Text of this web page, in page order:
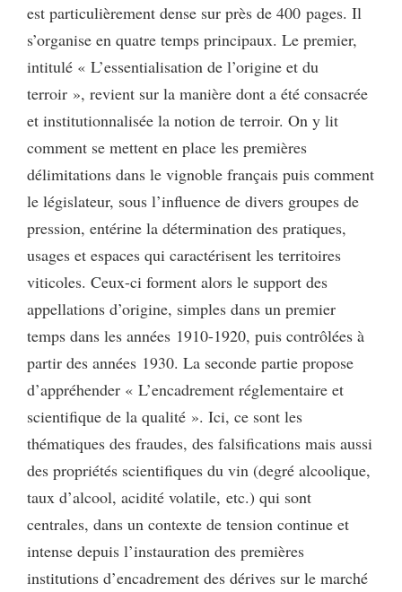
est particulièrement dense sur près de 400 pages. Il
s’organise en quatre temps principaux. Le premier,
intitulé « L’essentialisation de l’origine et du
terroir », revient sur la manière dont a été consacrée
et institutionnalisée la notion de terroir. On y lit
comment se mettent en place les premières
délimitations dans le vignoble français puis comment
le législateur, sous l’influence de divers groupes de
pression, entérine la détermination des pratiques,
usages et espaces qui caractérisent les territoires
viticoles. Ceux-ci forment alors le support des
appellations d’origine, simples dans un premier
temps dans les années 1910-1920, puis contrôlées à
partir des années 1930. La seconde partie propose
d’appréhender « L’encadrement réglementaire et
scientifique de la qualité ». Ici, ce sont les
thématiques des fraudes, des falsifications mais aussi
des propriétés scientifiques du vin (degré alcoolique,
taux d’alcool, acidité volatile, etc.) qui sont
centrales, dans un contexte de tension continue et
intense depuis l’instauration des premières
institutions d’encadrement des dérives sur le marché